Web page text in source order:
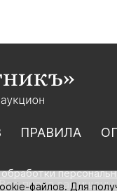
ПРАВИЛА
права защищены.
файлов. Для